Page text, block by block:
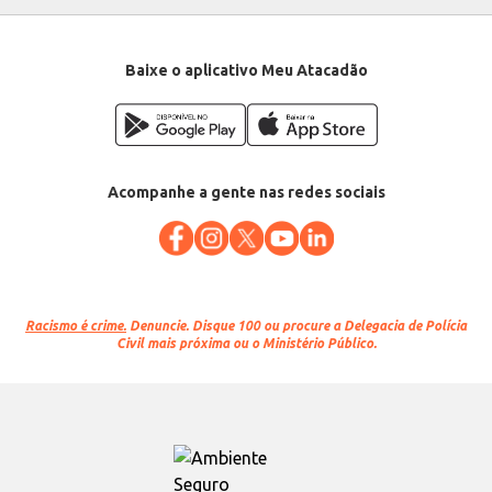
Baixe o aplicativo Meu Atacadão
Acompanhe a gente nas redes sociais
Racismo é crime. Denuncie. Disque 100 ou procure a Delegacia de Polícia
Civil mais próxima ou o Ministério Público.